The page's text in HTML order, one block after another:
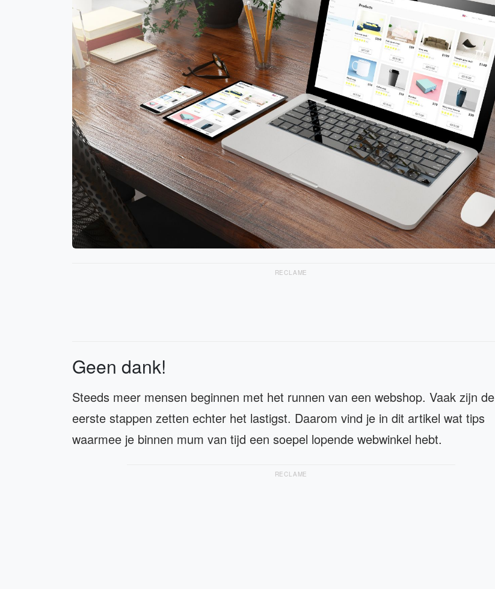
RECLAME
Geen dank!
Steeds meer mensen beginnen met het runnen van een webshop. Vaak zijn de
eerste stappen zetten echter het lastigst. Daarom vind je in dit artikel wat tips
waarmee je binnen mum van tijd een soepel lopende webwinkel hebt.
RECLAME